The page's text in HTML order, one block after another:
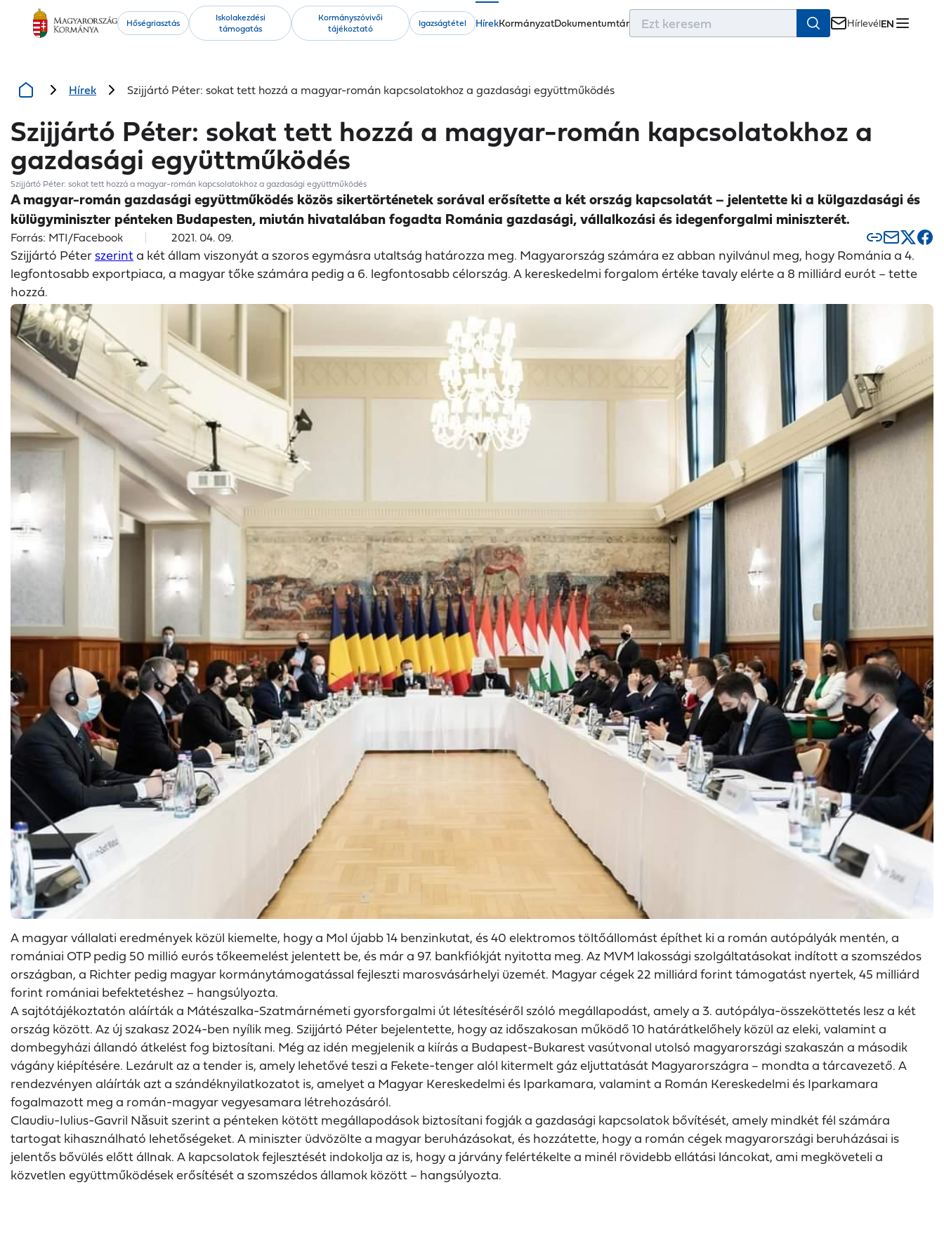
Kiemelt
tartalmak
Hőségriasztás
Iskolakezdési
támogatás
Kormányszóvivői
tájékoztató
Igazságtétel
Fő
HírekKormányzatDokumentumtár HírlevélEN
Hírek Szijjártó Péter: sokat tett hozzá a magyar-román kapcsolatokhoz a gazdasági együttműködés
Szijjártó Péter: sokat tett hozzá a magyar-román kapcsolatokhoz a
gazdasági együttműködés
Szijjártó Péter: sokat tett hozzá a magyar-román kapcsolatokhoz a gazdasági együttműködés
A magyar-román gazdasági együttműködés közös sikertörténetek sorával erősítette a két ország kapcsolatát – jelentette ki a külgazdasági és
külügyminiszter pénteken Budapesten, miután hivatalában fogadta Románia gazdasági, vállalkozási és idegenforgalmi miniszterét.
Forrás: MTI/Facebook 2021. 04. 09.
Szijjártó Péterszerinta két állam viszonyát a szoros egymásra utaltság határozza meg. Magyarország számára ez abban nyilvánul meg, hogy Románia a 4.
legfontosabb exportpiaca, a magyar tőke számára pedig a 6. legfontosabb célország. A kereskedelmi forgalom értéke tavaly elérte a 8 milliárd eurót – tette
hozzá.
A magyar vállalati eredmények közül kiemelte, hogy a Mol újabb 14 benzinkutat, és 40 elektromos töltőállomást építhet ki a román autópályák mentén, a
romániai OTP pedig 50 millió eurós tőkeemelést jelentett be, és már a 97. bankfiókját nyitotta meg. Az MVM lakossági szolgáltatásokat indított a szomszédos
országban, a Richter pedig magyar kormánytámogatással fejleszti marosvásárhelyi üzemét. Magyar cégek 22 milliárd forint támogatást nyertek, 45 milliárd
forint romániai befektetéshez – hangsúlyozta.
A sajtótájékoztatón aláírták a Mátészalka-Szatmárnémeti gyorsforgalmi út létesítéséről szóló megállapodást, amely a 3. autópálya-összeköttetés lesz a két
ország között. Az új szakasz 2024-ben nyílik meg. Szijjártó Péter bejelentette, hogy az időszakosan működő 10 határátkelőhely közül az eleki, valamint a
dombegyházi állandó átkelést fog biztosítani. Még az idén megjelenik a kiírás a Budapest-Bukarest vasútvonal utolsó magyarországi szakaszán a második
vágány kiépítésére. Lezárult az a tender is, amely lehetővé teszi a Fekete-tenger alól kitermelt gáz eljuttatását Magyarországra – mondta a tárcavezető. A
rendezvényen aláírták azt a szándéknyilatkozatot is, amelyet a Magyar Kereskedelmi és Iparkamara, valamint a Román Kereskedelmi és Iparkamara
fogalmazott meg a román-magyar vegyesamara létrehozásáról.
Claudiu-Iulius-Gavril Năsuit szerint a pénteken kötött megállapodások biztosítani fogják a gazdasági kapcsolatok bővítését, amely mindkét fél számára
tartogat kihasználható lehetőségeket. A miniszter üdvözölte a magyar beruházásokat, és hozzátette, hogy a román cégek magyarországi beruházásai is
jelentős bővülés előtt állnak. A kapcsolatok fejlesztését indokolja az is, hogy a járvány felértékelte a minél rövidebb ellátási láncokat, ami megköveteli a
közvetlen együttműködések erősítését a szomszédos államok között – hangsúlyozta.